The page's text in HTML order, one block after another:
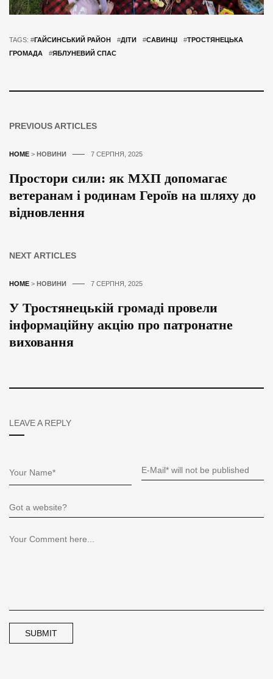
TAGS: #ГАЙСИНСЬКИЙ РАЙОН #ДІТИ #САВИНЦІ #ТРОСТЯНЕЦЬКА
ГРОМАДА
#ЯБЛУНЕВИЙ СПАС
PREVIOUS ARTICLES
HOME > НОВИНИ 7 СЕРПНЯ, 2025
Простори сили: як МХП допомагає
ветеранам і родинам Героїв на шляху до
відновлення
NEXT ARTICLES
HOME > НОВИНИ 7 СЕРПНЯ, 2025
У Тростянецькій громаді провели
інформаційну акцію про патронатне
виховання
LEAVE A REPLY